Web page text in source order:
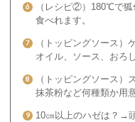
（レシピ②）180℃で狐
食べれます。
（トッピングソース
オイル、ソース、おろ
（トッピングソース）
抹茶粉など何種類か用
10㎝以上のハゼは？→